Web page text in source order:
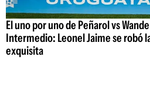
El uno por uno de Peñarol vs
Intermedio: Leonel Jaime se robó
exquisita